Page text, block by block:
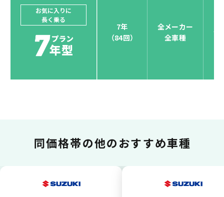
他にはないサービスがクレジットカード決済、賢くポ
イント運用も！
ポイント還元
お気に入りに
長く乗る
7年
（84回）
全メーカー
全車種
全
同価格帯の他のおすすめ車種